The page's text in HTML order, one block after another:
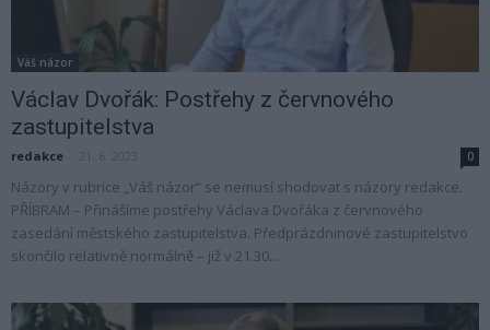
Váš názor
Václav Dvořák: Postřehy z červnového
zastupitelstva
redakce 0
Názory v rubrice „Váš názor“ se nemusí shodovat s názory redakce.
PŘÍBRAM – Přinášíme postřehy Václava Dvořáka z červnového
zasedání městského zastupitelstva. Předprázdninové zastupitelstvo
skončilo relativně normálně – již v 21.30...